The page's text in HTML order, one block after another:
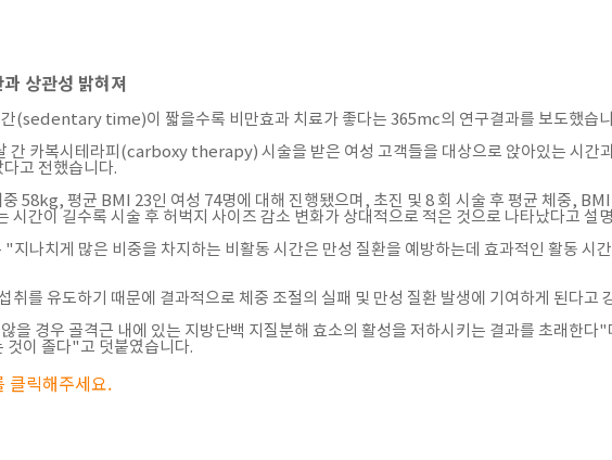
상관성 밝혀져
(sedentary time)이 짧을수록 비만효과 치료가 좋다는 365mc의 연구결과를 보도했습
간 카복시테라피(carboxy therapy) 시술을 받은 여성 고객들을 대상으로 앉아있는 시간
고 전했습니다.
58kg, 평균 BMI 23인 여성 74명에 대해 진행됐으며, 초진 및 8 회 시술 후 평균 체중,
시간이 길수록 시술 후 허벅지 사이즈 감소 변화가 상대적으로 적은 것으로 나타났다고 설
나치게 많은 비중을 차지하는 비활동 시간은 만성 질환을 예방하는데 효과적인 활동
취를 유도하기 때문에 결과적으로 체중 조절의 실패 및 만성 질환 발생에 기여하게 된다고
을 경우 골격근 내에 있는 지방단백 지질분해 효소의 활성을 저하시키는 결과를 초래한
것이 졸다"고 덧붙였습니다.
클릭해주세요.